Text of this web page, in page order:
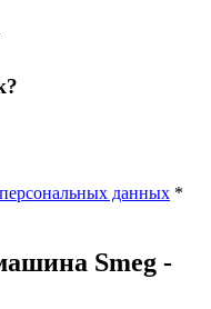
данных *
Smeg -